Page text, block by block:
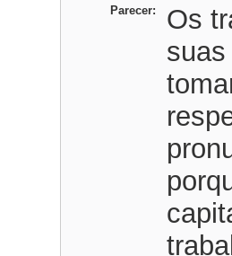
Parecer:
Os